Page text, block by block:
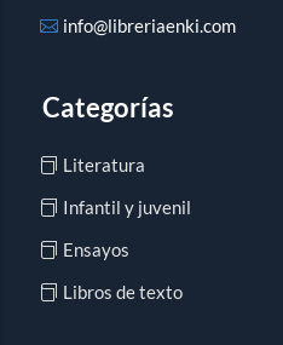
info@libreriaenki.com
Categorías
Literatura
Infantil y juvenil
Ensayos
Libros de texto